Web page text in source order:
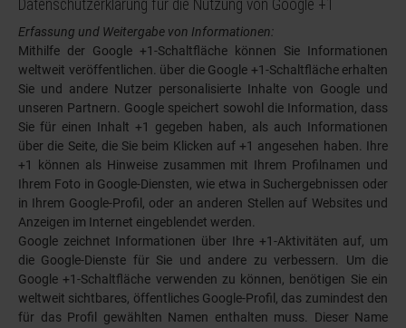
Datenschutzerklärung für die Nutzung von Google +1
Erfassung und Weitergabe von Informationen:
Mithilfe der Google +1-Schaltfläche können Sie Informationen
weltweit veröffentlichen. über die Google +1-Schaltfläche erhalten
Sie und andere Nutzer personalisierte Inhalte von Google und
unseren Partnern. Google speichert sowohl die Information, dass
Sie für einen Inhalt +1 gegeben haben, als auch Informationen
über die Seite, die Sie beim Klicken auf +1 angesehen haben. Ihre
+1 können als Hinweise zusammen mit Ihrem Profilnamen und
Ihrem Foto in Google-Diensten, wie etwa in Suchergebnissen oder
in Ihrem Google-Profil, oder an anderen Stellen auf Websites und
Anzeigen im Internet eingeblendet werden.
Google zeichnet Informationen über Ihre +1-Aktivitäten auf, um
die Google-Dienste für Sie und andere zu verbessern. Um die
Google +1-Schaltfläche verwenden zu können, benötigen Sie ein
weltweit sichtbares, öffentliches Google-Profil, das zumindest den
für das Profil gewählten Namen enthalten muss. Dieser Name